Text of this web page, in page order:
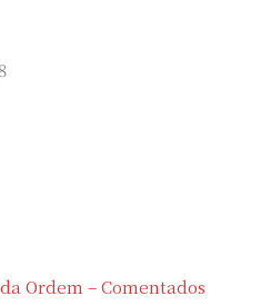
Ordem – Comentados